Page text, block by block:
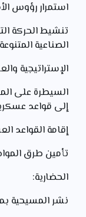
استمرار رؤوس
تنشيط الحركة
الصناعية
الإستراتيجية
السيطرة على
إلى قواعد
إقامة القواعد
تأمين طرق
الحضارية:
نشر المسيحية